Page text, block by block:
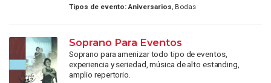
Tipos de evento: Aniversarios , Bodas
Soprano Para Eventos
Soprano para amenizar todo tipo de eventos,
experiencia y seriedad, música de alto estanding,
amplio repertorio.